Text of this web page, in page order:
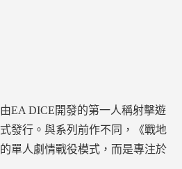
EA DICE開發的第一人稱射擊遊
發行。與系列前作不同，《戰地
單人劇情戰役模式，而是專注於